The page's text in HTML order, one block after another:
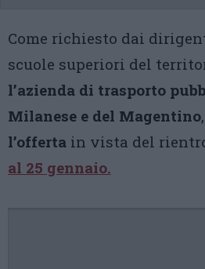
Come richiesto dai
scuole superiori del
l’azienda di trasporto
Milanese e del Magentino
l’offerta in vista del
al 25 gennaio.